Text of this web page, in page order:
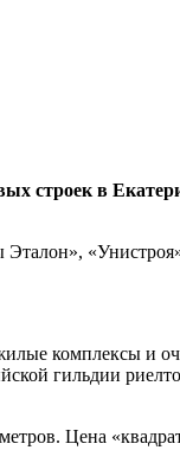
строек в
комплексы и
гильдии
Цена